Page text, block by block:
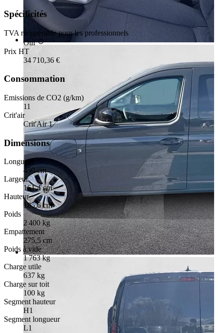
Spécificités
TVA récupérable pour les professionnels
Oui
Prix HT
34 710,36 €
Consommation
Emissions de CO2 (g/km)
11
Crit'air
Crit'Air 1
Dimensions
Longueur
450 cm
Largeur
161,4 cm
Hauteur
185,6 cm
Poids
2 400 kg
Empattement
275,5 cm
Poids à vide
1 763 kg
Charge utile
637 kg
Charge sur toit
100 kg
Segment hauteur
H1
Segment longueur
L1